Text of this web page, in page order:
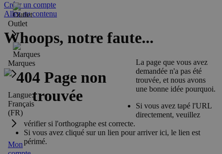
Outlet
Marques
Langue:
Français
(FR)
Mon
Créer un compte
Allez au contenu
Whoops, notre faute...
La page que vous avez
demandée n'a pas été
trouvée, et nous avons
une bonne idée pourquoi.
Si vous avez tapé l'URL
directement, veuillez
vérifier si l'orthographe est correcte.
Si vous avez cliqué sur un lien pour arriver ici, le lien est
périmé.